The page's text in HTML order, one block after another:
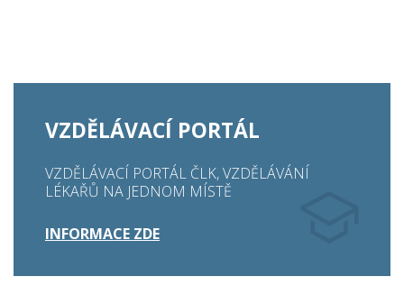
VZDĚLÁVACÍ PORTÁL
VZDĚLÁVACÍ PORTÁL ČLK, VZDĚLÁVÁNÍ
LÉKAŘŮ NA JEDNOM MÍSTĚ
INFORMACE ZDE